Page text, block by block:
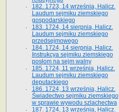
182. 1723, 14 września, Halicz.
Laudum sejmiku ziemskiego
gospodarskiego
183. 1724, 14 sierpnia, Halicz.
Laudum sejmiku ziemskiego
przedsejmowego
184. 1724, 14 sierpnia, Halicz.
Instrukcya sejmiku ziemskiego
posłom na sejm walny
185. 1724, 11 września, Halicz.
Laudum sejmiku ziemskiego
deputackiego
186. 1724, 13 września, Halicz.
Świadectwo sejmiku ziemskiego
w sprawie wywodu szlachectwa
187. 1724, 13 września, Halicz.